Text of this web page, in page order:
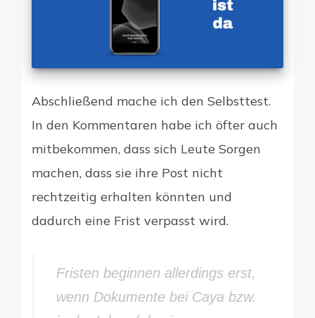
Abschließend mache ich den Selbsttest.
In den Kommentaren habe ich öfter auch
mitbekommen, dass sich Leute Sorgen
machen, dass sie ihre Post nicht
rechtzeitig erhalten könnten und
dadurch eine Frist verpasst wird.
Fristen beginnen allerdings erst,
wenn Dokumente bei Caya bzw.